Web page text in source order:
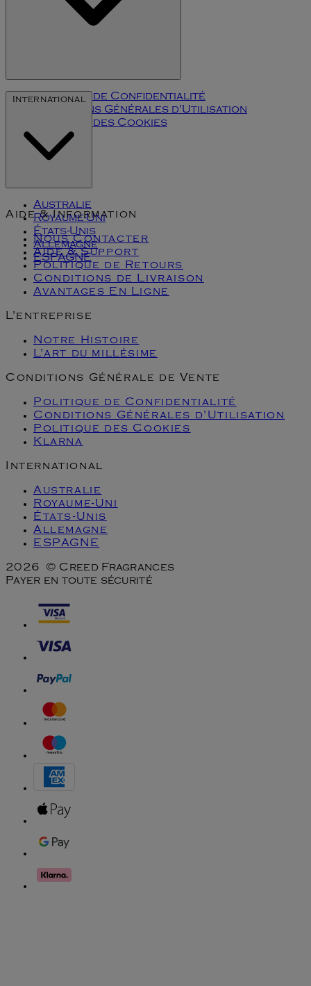
Politique de Confidentialité
Conditions Générales d'Utilisation
Politique des Cookies
Klarna
International
Australie
Royaume-Uni
États-Unis
Allemagne
ESPAGNE
Aide & Information
Nous Contacter
Aide & Support
Politique de Retours
Conditions de Livraison
Avantages En Ligne
L'entreprise
Notre Histoire
L'art du millésime
Conditions Générale de Vente
Politique de Confidentialité
Conditions Générales d'Utilisation
Politique des Cookies
Klarna
International
Australie
Royaume-Uni
États-Unis
Allemagne
ESPAGNE
2026 © Creed Fragrances
Payer en toute sécurité